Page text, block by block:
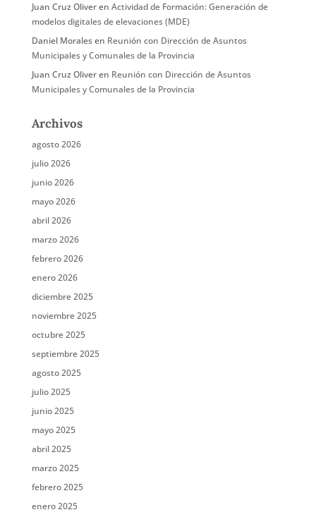
Juan Cruz Oliveren Actividad de Formación: Generación de
modelos digitales de elevaciones (MDE)
Daniel Moralesen Reunión con Dirección de Asuntos
Municipales y Comunales de la Provincia
Juan Cruz Oliveren Reunión con Dirección de Asuntos
Municipales y Comunales de la Provincia
Archivos
agosto 2026
julio 2026
junio 2026
mayo 2026
abril 2026
marzo 2026
febrero 2026
enero 2026
diciembre 2025
noviembre 2025
octubre 2025
septiembre 2025
agosto 2025
julio 2025
junio 2025
mayo 2025
abril 2025
marzo 2025
febrero 2025
enero 2025